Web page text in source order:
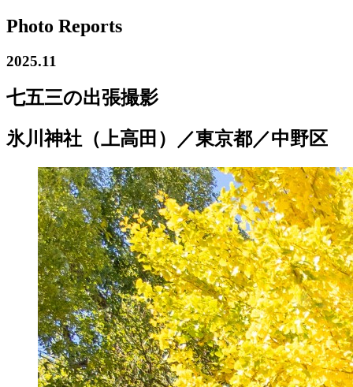
Photo Reports
2025.11
七五三の出張撮影
氷川神社（上高田）／東京都／中野区